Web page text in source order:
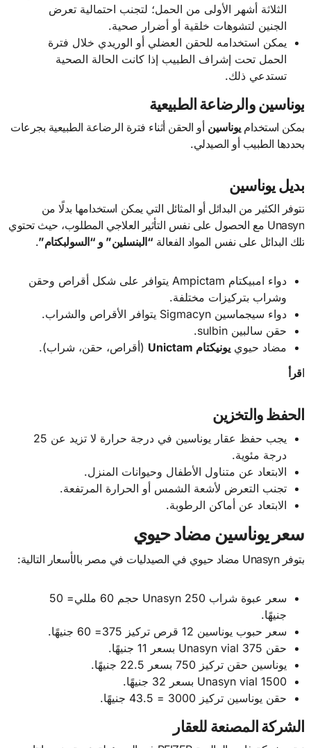
الثلاثة أشهر الأولى من الحمل؛ لتجنب احتمالية تعرض
الجنين لتشوهات خلقية أو أضرار صحية.
يمكن استخدامه للحقن العضلي أو الوريدي خلال فترة
الحمل تحت إشراف الطبيب إذا كانت الحالة الصحية
تستدعي ذلك.
يوناسين والرضاعة الطبيعية
يمكن استخداميوناسين أو الحقن أثناء فترة الرضاعة الطبيعية بجرعات
يحددها الطبيب أو الصيدلي.
بديل يوناسين
تتوفر الكثير من البدائل أو المثائل التي يمكن استخدامها بدلًا من
Unasyn مع الحصول على نفس التأثير العلاجي المطلوب، حيث تحتوي
تلك البدائل على نفس المواد الفعالة “البنسلين” و “السولبكتام”.
دواء امبيكتام Ampictam يتوافر على شكل أقراص وحقن
وشراب بتركيزات مختلفة.
دواء سيجماسين Sigmacyn يتوافر الأقراص والشراب.
حقن سالبين sulbin.
مضاد حيوييونيكتام Unictam
(أقراص، حقن، شراب).
اقرأ
الحفظ والتخزين
يجب حفظ عقار يوناسين في درجة حرارة لا تزيد عن 25
درجة مئوية.
الابتعاد عن متناول الأطفال وحيوانات المنزل.
تجنب التعرض لأشعة الشمس أو الحرارة المرتفعة.
الابتعاد عن أماكن الرطوبة.
سعر يوناسين مضاد حيوي
يتوفر Unasyn مضاد حيوي في الصيدليات في مصر بالأسعار التالية:
سعر عبوة شراب Unasyn 250 حجم 60 مللي= 50
جنيهًا.
سعر حبوب يوناسين 12 قرص تركيز 375= 60 جنيهًا.
حقن Unasyn vial 375 بسعر 11 جنيهًا.
يوناسين حقن تركيز 750 بسعر 22.5 جنيهًا.
Unasyn vial 1500 بسعر 32 جنيهًا.
حقن يوناسين تركيز 3000 = 43.5 جنيهًا.
الشركة المصنعة للعقار